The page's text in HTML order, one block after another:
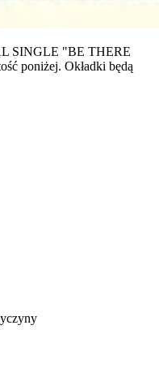
SINGLE "BE THERE
poniżej. Okładki będą